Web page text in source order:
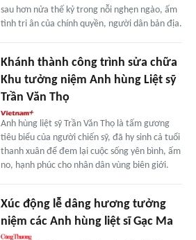
sau hơn nửa thế kỷ trong nỗi nghẹn ngào, ấm
tình tri ân của chính quyền, người dân bản địa.
Khánh thành công trình sửa chữa
Khu tưởng niệm Anh hùng Liệt sỹ
Trần Văn Thọ
Anh hùng liệt sỹ Trần Văn Thọ là tấm gương
tiêu biểu của người chiến sỹ, đã hy sinh cả tuổi
thanh xuân để đem lại cuộc sống yên bình, ấm
no, hạnh phúc cho nhân dân vùng biên giới.
Xúc động lễ dâng hương tưởng
niệm các Anh hùng liệt sĩ Gạc Ma